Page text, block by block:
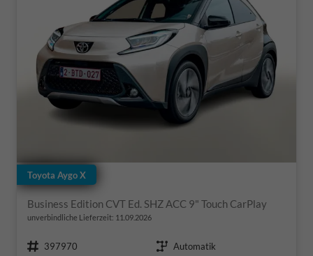
Toyota Aygo X
Business Edition CVT Ed. SHZ ACC 9" Touch CarPlay
unverbindliche Lieferzeit: 11.09.2026
Fahrzeugnr. 397970 Getriebe Automatik